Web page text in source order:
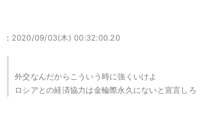
: 2020/09/03(木) 00:32:00.20
外交なんだからこういう時に強くいけよ
ロシアとの経済協力は金輪際永久にないと宣言しろ